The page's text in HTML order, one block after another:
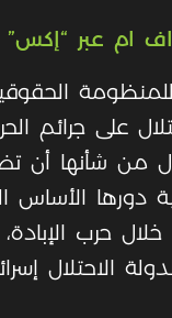
ام عبر “إكس”
على جرائم
من شأنها أن
دورها
خلال حرب
الاحتلال